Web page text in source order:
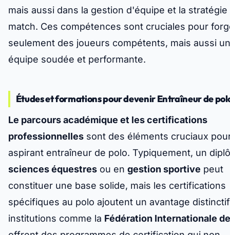
mais aussi dans la gestion d'équipe et la stratégie
match. Ces compétences sont cruciales pour
seulement des joueurs compétents, mais aussi
équipe soudée et performante.
Études et formations pour devenir Entraîneur de
Le parcours académique et les certifications
professionnelles sont des éléments cruciaux
aspirant entraîneur de polo. Typiquement, un
sciences équestres ou en gestion sportive peut
constituer une base solide, mais les certifications
spécifiques au polo ajoutent un avantage
institutions comme la Fédération Internationale